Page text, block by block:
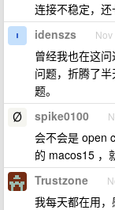
连接不稳定，还
idenszs
曾经我也在这
问题，折腾了
题。
spike0100
会不会是 open
的 macos15 ，
Trustzone
我每天都在用